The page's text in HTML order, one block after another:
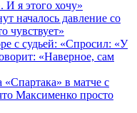
И я этого хочу»
началось давление со
чувствует»
с судьей: «Спросил: «У
«Наверное, сам
в матче с
Максименко просто